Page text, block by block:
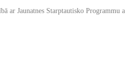
ar Jaunatnes Starptautisko Programmu